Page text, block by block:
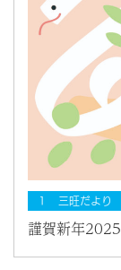
１ 三旺だより
謹賀新年2025